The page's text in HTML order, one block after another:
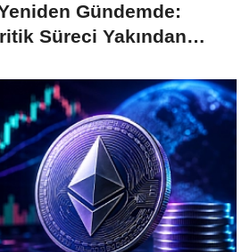
Gündemde:
Süreci Yakından